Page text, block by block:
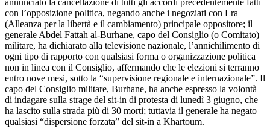
con l’opposizione politica, negando anche i negoziati con Lra
(Alleanza per la libertà e il cambiamento) principale oppositore; il
generale Abdel Fattah al-Burhane, capo del Consiglio (o Comitato)
militare, ha dichiarato alla televisione nazionale, l’annichilimento di
ogni tipo di rapporto con qualsiasi forma o organizzazione politica
non in linea con il Consiglio, affermando che le elezioni si terranno
entro nove mesi, sotto la “supervisione regionale e internazionale”. Il
capo del Consiglio militare, Burhane, ha anche espresso la volontà
di indagare sulla strage del sit-in di protesta di lunedì 3 giugno, che
ha lascito sulla strada più di 30 morti; tuttavia il generale ha negato
qualsiasi “dispersione forzata” del sit-in a Khartoum.